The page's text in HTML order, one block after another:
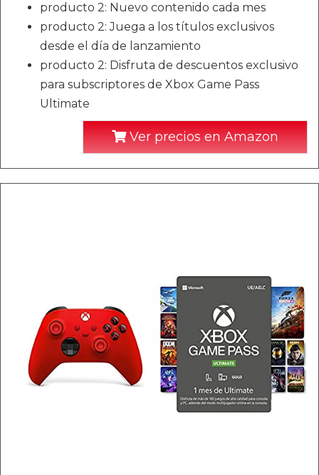
producto 2: Nuevo contenido cada mes
producto 2: Juega a los títulos exclusivos
desde el día de lanzamiento
producto 2: Disfruta de descuentos exclusivo
para subscriptores de Xbox Game Pass
Ultimate
Ver precios en Amazon